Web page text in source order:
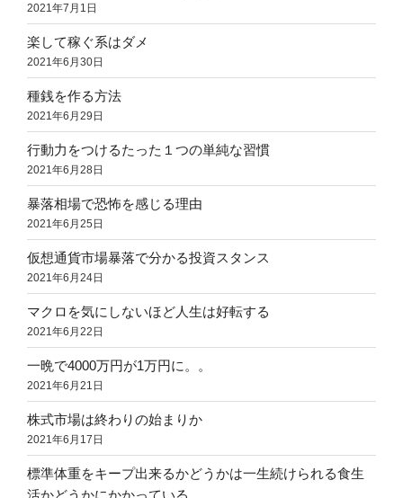
2021年7月1日
楽して稼ぐ系はダメ
2021年6月30日
種銭を作る方法
2021年6月29日
行動力をつけるたった１つの単純な習慣
2021年6月28日
暴落相場で恐怖を感じる理由
2021年6月25日
仮想通貨市場暴落で分かる投資スタンス
2021年6月24日
マクロを気にしないほど人生は好転する
2021年6月22日
一晩で4000万円が1万円に。。
2021年6月21日
株式市場は終わりの始まりか
2021年6月17日
標準体重をキープ出来るかどうかは一生続けられる食生
活かどうかにかかっている